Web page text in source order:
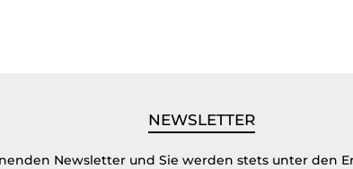
NEWSLETTER
Newsletter und Sie werden stets unter den